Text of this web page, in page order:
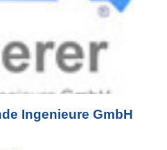
Ingenieure GmbH